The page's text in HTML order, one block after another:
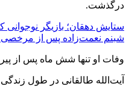
درگذشت.
ستایش دهقان؛ بازیگر
شبنم نعمت‌زاده پس از
وفات او تنها شش ماه پس از
آیت‌الله طالقانی در طول